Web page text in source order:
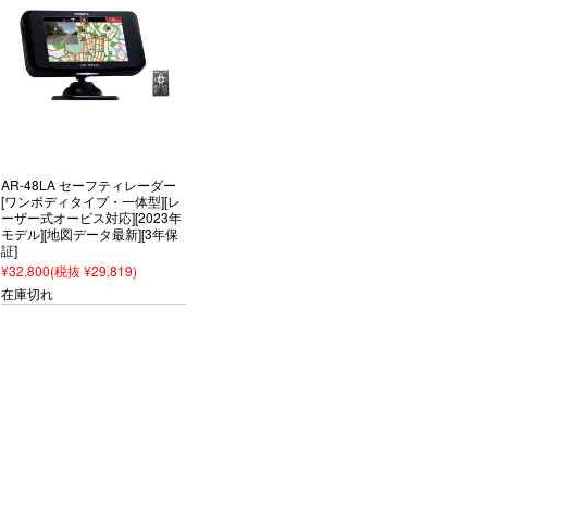
AR-48LA セーフティレーダー
[ワンボディタイプ・一体型][レ
ーザー式オービス対応][2023年
モデル][地図データ最新][3年保
証]
¥32,800(税抜 ¥29,819)
在庫切れ